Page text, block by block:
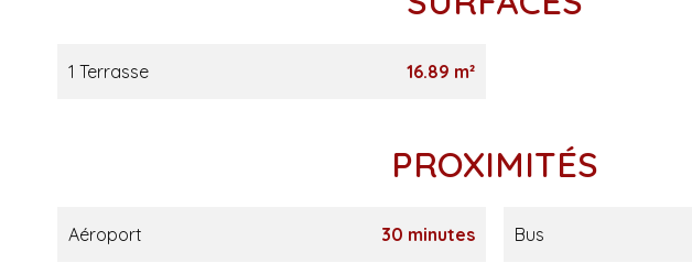
1 Terrasse 16.89 m²
PROXIMITÉS
Aéroport 30 minutes Bus